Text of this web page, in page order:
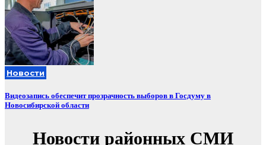
Новости
Видеозапись обеспечит прозрачность выборов в Госдуму в
Новосибирской области